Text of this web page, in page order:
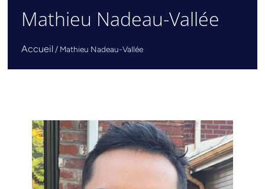
Mathieu Nadeau-Vallée
Accueil / Mathieu Nadeau-Vallée